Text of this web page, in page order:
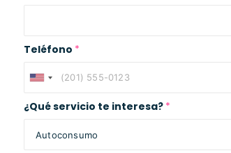
Teléfono *
¿Qué servicio te interesa? *